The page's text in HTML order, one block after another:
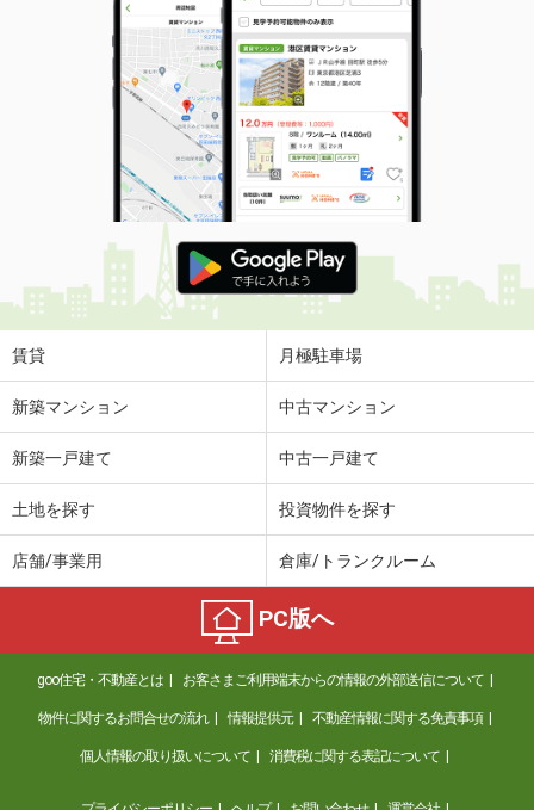
鳥取県鳥取市賀露町西１
価 格
4.80万円
住 所
鳥取県鳥取市賀露町西１
専有面積 44.82m²
間取り
2DK
鳥取県米子市両三柳
価 格
4.60万円
住 所
鳥取県米子市両三柳
専有面積
鳥取県倉吉市福守町
5.15万円
鳥取県倉吉市福守町
5.05万円
住 所
鳥取県倉吉市福守町
専有面積 52.38m²
間取り
1LDK
鳥取県東伯郡琴浦町大字八橋
賃貸 月極駐車場
新築マンション 中古マンション
新築一戸建て 中古一戸建て
土地を探す 投資物件を探す
店舗/事業用 倉庫/トランクルーム
PC版へ
goo住宅・不動産とは お客さまご利用端末からの情報の外部送信について
物件に関するお問合せの流れ 情報提供元 不動産情報に関する免責事項
個人情報の取り扱いについて 消費税に関する表記について